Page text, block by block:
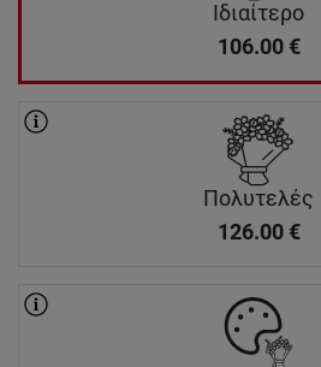
Ιδιαίτερο
106.00 €
Πολυτελές
126.00 €